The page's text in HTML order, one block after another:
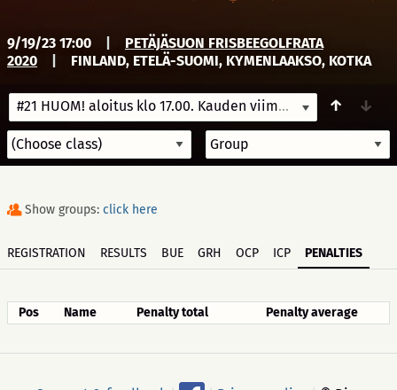
9/19/23 17:00
PETÄJÄSUON FRISBEEGOLFRATA
2020
FINLAND, ETELÄ-SUOMI, KYMENLAAKSO, KOTKA
#21 HUOM! aloitus klo 17.00. Kauden viimeinen viikkokisa ↑ ↓
Show groups: click here
REGISTRATION RESULTS BUE GRH OCP ICP PENALTIES
Pos Name Penalty total Penalty average